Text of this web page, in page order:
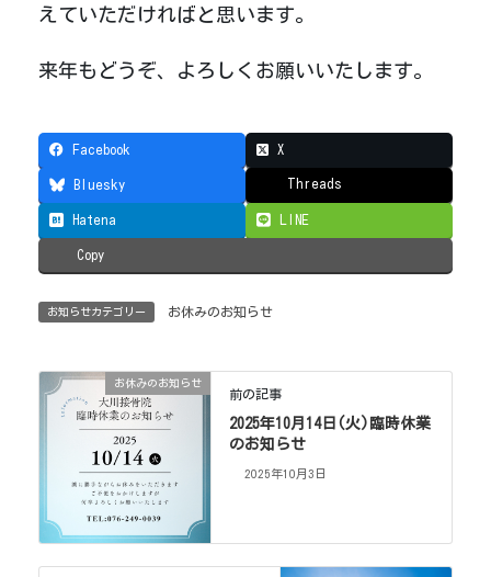
えていただければと思います。
来年もどうぞ、よろしくお願いいたします。
Facebook X
Bluesky Threads
Hatena LINE
Copy
お知らせカテゴリー お休みのお知らせ
お休みのお知らせ
前の記事
2025年10月14日(火)臨時休業
のお知らせ
2025年10月3日